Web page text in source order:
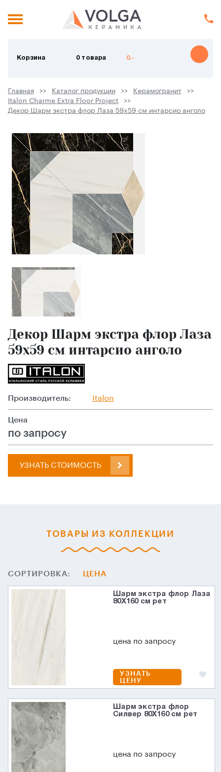
Корзина 0 товара 0.-
Главная Каталог продукции
Керамогранит
Italon Charme Extra Floor Project
Декор Шарм экстра флор Лаза 59x59 см интарсио анголо
Декор Шарм экстра флор Лаза
59x59 см интарсио анголо
Производитель: Italon
Цена
по запросу
УЗНАТЬ СТОИМОСТЬ
ТОВАРЫ ИЗ КОЛЛЕКЦИИ
СОРТИРОВКА: ЦЕНА
Шарм экстра флор Лаза
80X160 см рет
цена по запросу
УЗНАТЬ
ЦЕНУ
Шарм экстра флор
Силвер 80X160 см рет
цена по запросу